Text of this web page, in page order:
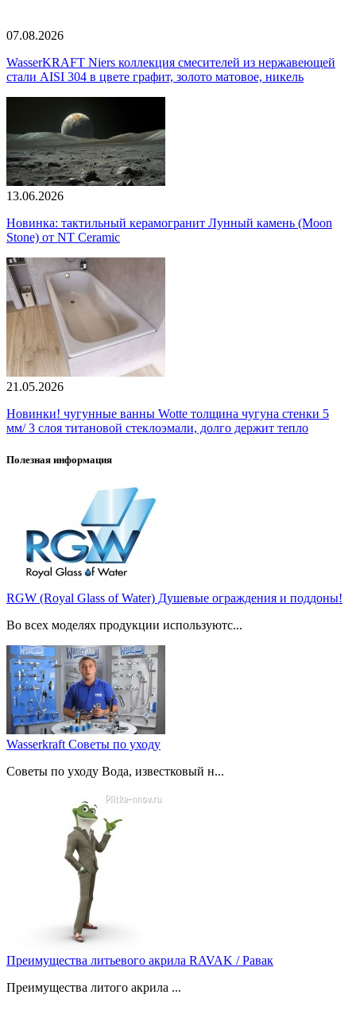
07.08.2026
WasserKRAFT Niers коллекция смесителей из нержавеющей
стали AISI 304 в цвете графит, золото матовое, никель
13.06.2026
Новинка: тактильный керамогранит Лунный камень (Moon
Stone) от NT Ceramic
21.05.2026
Новинки! чугунные ванны Wotte толщина чугуна стенки 5
мм/ 3 слоя титановой стеклоэмали, долго держит тепло
Полезная информация
RGW (Royal Glass of Water) Душевые ограждения и поддоны!
Во всех моделях продукции используютс...
Wasserkraft Советы по уходу
Советы по уходу Вода, известковый н...
Преимущества литьевого акрила RAVAK / Равак
Преимущества литого акрила ...